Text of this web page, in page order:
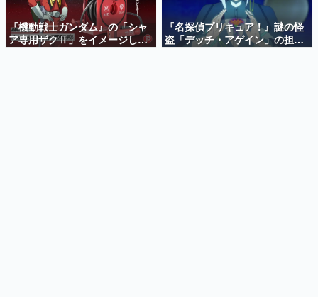
殿堂入り記事
SNS拡散数が数千以上！ ページビュー数万以上！ などな
ど。多くの人々に読まれた、電ファミ渾身の“殿堂入り”記
事をまとめました。
『機動戦士ガンダム』の「シャ
ア専用ザクⅡ」をイメージした
散水ホースリールが予約開始。
『名探偵プリキュア！』謎の怪
盗「デッチ・アゲイン」の担当
キャストは天﨑滉平さんと判